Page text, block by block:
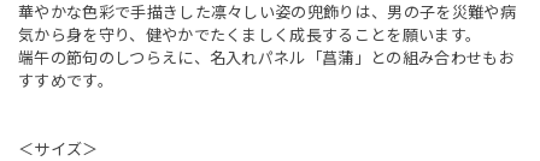
華やかな色彩で手描きした凛々しい姿の兜飾りは、男の子を災難や病
気から身を守り、健やかでたくましく成長することを願います。
端午の節句のしつらえに、名入れパネル「菖蒲」との組み合わせもお
すすめです。
＜サイズ＞